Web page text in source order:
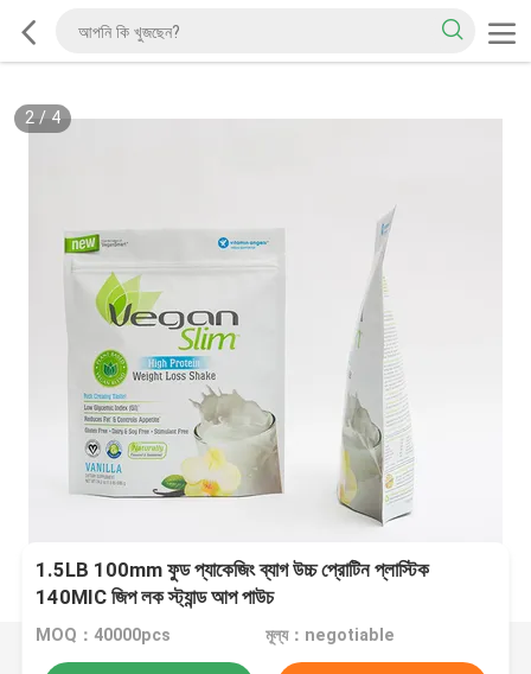
2/ 4
1.5LB 100mm ফুড প্যাকেজিং ব্যাগ উচ্চ প্রোটিন প্লাস্টিক
140MIC জিপ লক স্ট্যান্ড আপ পাউচ
MOQ：40000pcs মূল্য：negotiable